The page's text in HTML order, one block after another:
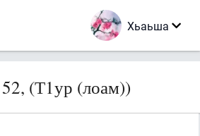
Хьаьша
(Т1ур (лоам))